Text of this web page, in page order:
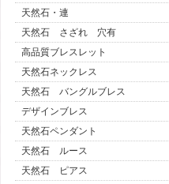
天然石・連
天然石 さざれ 穴有
高品質ブレスレット
天然石ネックレス
天然石 バングルブレス
デザインブレス
天然石ペンダント
天然石 ルース
天然石 ピアス